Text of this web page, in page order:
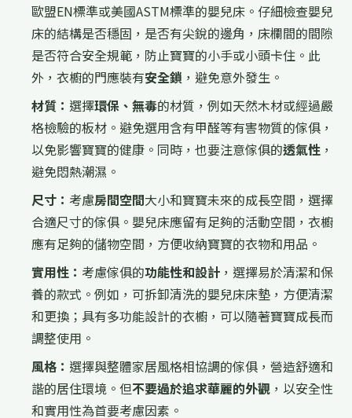
歐盟EN標準或美國ASTM標準的嬰兒床。仔細檢查嬰兒
床的結構是否穩固，是否有尖銳的邊角，床欄間的間隙
是否符合安全規範，防止寶寶的小手或小頭卡住。此
外，衣櫥的門應裝有安全鎖 ，避免意外發生。
材質： 選擇環保、無毒的材質，例如天然木材或經過嚴
格檢驗的板材。避免選用含有甲醛等有害物質的傢俱，
以免影響寶寶的健康。同時，也要注意傢俱的透氣性 ，
避免悶熱潮濕。
尺寸： 考慮房間空間大小和寶寶未來的成長空間，選擇
合適尺寸的傢俱。嬰兒床應留有足夠的活動空間，衣櫥
應有足夠的儲物空間，方便收納寶寶的衣物和用品。
實用性： 考慮傢俱的功能性和設計 ，選擇易於清潔和保
養的款式。例如，可拆卸清洗的嬰兒床床墊，方便清潔
和更換；具有多功能設計的衣櫥，可以隨著寶寶成長而
調整使用。
風格： 選擇與整體家居風格相協調的傢俱，營造舒適和
諧的居住環境。但不要過於追求華麗的外觀 ，以安全性
和實用性為首要考慮因素。